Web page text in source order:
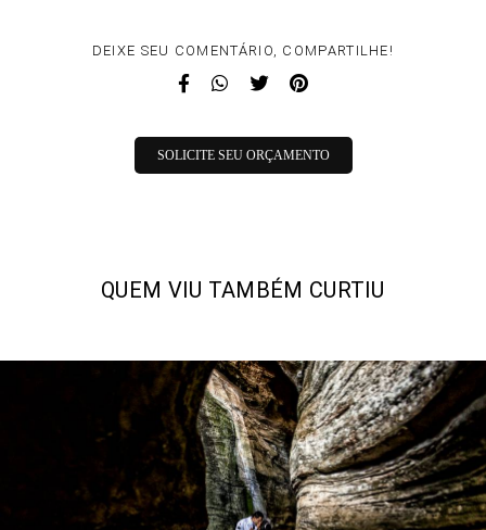
DEIXE SEU COMENTÁRIO, COMPARTILHE!
SOLICITE SEU ORÇAMENTO
QUEM VIU TAMBÉM CURTIU